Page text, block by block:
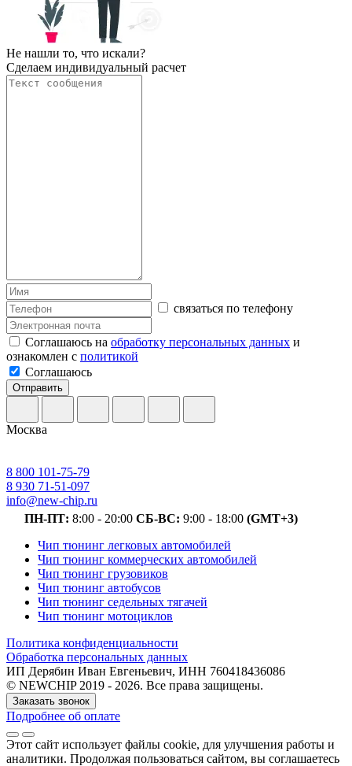
Не нашли то, что искали?
Сделаем индивидуальный расчет
связаться по телефону
Соглашаюсь на обработку персональных данных и
ознакомлен с политикой
Соглашаюсь
Отправить
Москва
8 800 101-75-79
8 930 71-51-097
info@new-chip.ru
ПН-ПТ: 8:00 - 20:00 СБ-ВС: 9:00 - 18:00 (GMT+3)
Чип тюнинг легковых автомобилей
Чип тюнинг коммерческих автомобилей
Чип тюнинг грузовиков
Чип тюнинг автобусов
Чип тюнинг седельных тягачей
Чип тюнинг мотоциклов
Политика конфиденциальности
Обработка персональных данных
ИП Дерябин Иван Евгеньевич, ИНН 760418436086
© NEWCHIP 2019 - 2026. Все права защищены.
Заказать звонок
Подробнее об оплате
Этот сайт использует файлы cookie, для улучшения работы и
аналитики. Продолжая пользоваться сайтом, вы соглашаетесь